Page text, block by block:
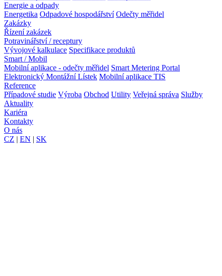
Energie a odpady
Energetika Odpadové hospodářství Odečty měřidel
Zakázky
Řízení zakázek
Potravinářství / receptury
Vývojové kalkulace Specifikace produktů
Smart / Mobil
Mobilní aplikace - odečty měřidel Smart Metering Portal
Elektronický Montážní Lístek Mobilní aplikace TIS
Reference
Případové studie Výroba Obchod Utility Veřejná správa Služby
Aktuality
Kariéra
Kontakty
O nás
CZ | EN | SK